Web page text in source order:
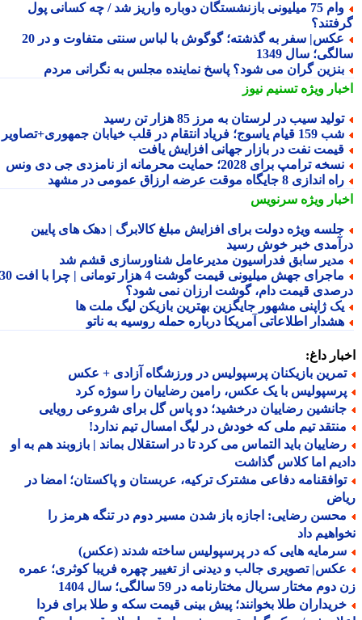
وام 75 میلیونی بازنشستگان دوباره واریز شد / چه کسانی پول
عکس| سفر به گذشته؛ گوگوش با لباس سنتی متفاوت و در 20
سال 1349
گران می شود؟ پاسخ نماینده مجلس به نگرانی مردم
ویژهتسنیم نیوز
سیب در لرستان به مرز 85 هزار تن رسید
یاسوج؛ فریاد انتقام در قلب خیابان جمهوری+تصاویر
نفت در بازار جهانی افزایش یافت
ترامپ برای 2028؛ حمایت محرمانه از نامزدی جی دی ونس
اندازی 8 جایگاه موقت عرضه ارزاق عمومی در مشهد
ویژهسرنویس
ویژه دولت برای افزایش مبلغ کالابرگ | دهک های پایین
خبر خوش رسید
سابق فدراسیون مدیرعامل شناورسازی قشم شد
ماجرای جهش میلیونی قیمت گوشت 4 هزار تومانی | چرا با افت 30
قیمت دام، گوشت ارزان نمی شود؟
ژاپنی مشهور جایگزین بهترین بازیکن لیگ ملت ها
اطلاعاتی آمریکا درباره حمله روسیه به ناتو
داغ:
بازیکنان پرسپولیس در ورزشگاه آزادی + عکس
با یک عکس، رامین رضاییان را سوژه کرد
رضاییان درخشید؛ دو پاس گل برای شروعی رویایی
تیم ملی که خودش در لیگ امسال تیم ندارد!
باید التماس می کرد تا در استقلال بماند | بازوبند هم به او
اما کلاس گذاشت
دفاعی مشترک ترکیه، عربستان و پاکستان؛ امضا در
رضایی: اجازه باز شدن مسیر دوم در تنگه هرمز را
داد
هایی که در پرسپولیس ساخته شدند (عکس)
تصویری جالب و دیدنی از تغییر چهره فریبا کوثری؛ عمره
مختار سریال مختارنامه در 59 سالگی؛ سال 1404
طلا بخوانند؛ پیش بینی قیمت سکه و طلا برای فردا